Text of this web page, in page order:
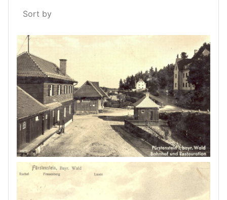
Sort by